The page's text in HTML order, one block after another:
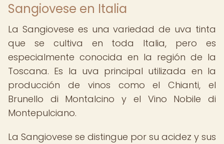
Sangiovese en Italia
La Sangiovese es una variedad de uva tinta
que se cultiva en toda Italia, pero es
especialmente conocida en la región de la
Toscana. Es la uva principal utilizada en la
producción de vinos como el Chianti, el
Brunello di Montalcino y el Vino Nobile di
Montepulciano.
La Sangiovese se distingue por su acidez y sus